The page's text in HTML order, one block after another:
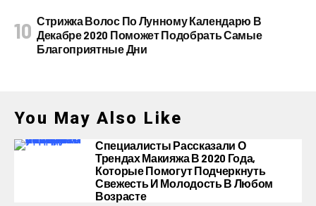
Стрижка Волос По Лунному Календарю В
Декабре 2020 Поможет Подобрать Самые
Благоприятные Дни
You May Also Like
Специалисты Рассказали О
Трендах Макияжа В 2020 Года,
Которые Помогут Подчеркнуть
Свежесть И Молодость В Любом
Возрасте